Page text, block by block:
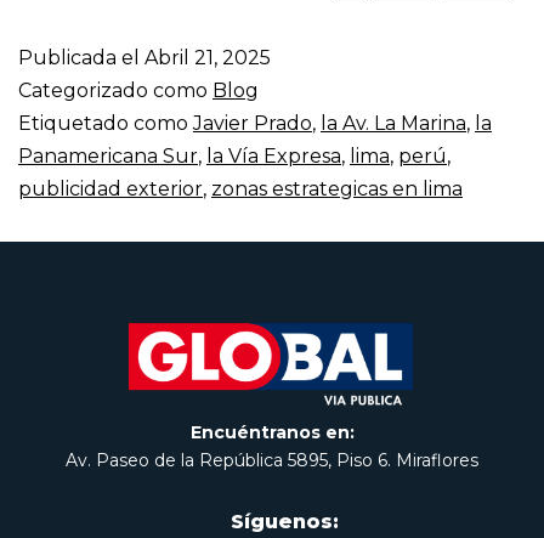
Publicada el Abril 21, 2025
Categorizado como Blog
Etiquetado comoJavier Prado, la Av. La Marina, la
Panamericana Sur, la Vía Expresa, lima, perú,
publicidad exterior, zonas estrategicas en lima
Encuéntranos en:
Av. Paseo de la República 5895, Piso 6. Miraflores
Síguenos: